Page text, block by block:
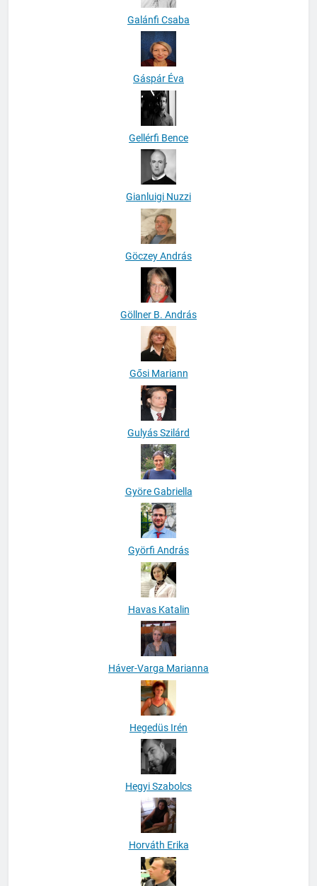
Galánfi Csaba
Gáspár Éva
Gellérfi Bence
Gianluigi Nuzzi
Göczey András
Göllner B. András
Gősi Mariann
Gulyás Szilárd
Györe Gabriella
Györfi András
Havas Katalin
Háver-Varga Marianna
Hegedüs Irén
Hegyi Szabolcs
Horváth Erika